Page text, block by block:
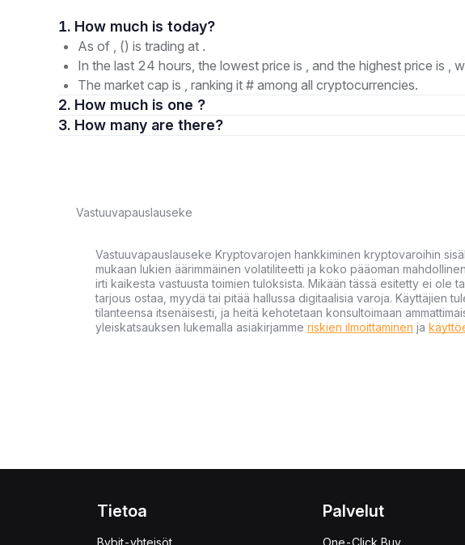
1. How much is today?
As of , () is trading at .
In the last 24 hours, the lowest price is , and the highest price is ,
The market cap is , ranking it # among all cryptocurrencies.
2. How much is one ?
3. How many are there?
Vastuuvapauslauseke
Vastuuvapauslauseke Kryptovarojen hankkiminen kryptovaroihin
mukaan lukien äärimmäinen volatiliteetti ja koko pääoman
irti kaikesta vastuusta toimien tuloksista. Mikään tässä esitetty ei ole
tarjous ostaa, myydä tai pitää hallussa digitaalisia varoja. Käyttäjien
tilanteensa itsenäisesti, ja heitä kehotetaan konsultoimaan
yleiskatsauksen lukemalla asiakirjamme riskien ilmoittaminen ja
Tietoa
Bybit-yhteisöt
Palvelut
One-Click Buy